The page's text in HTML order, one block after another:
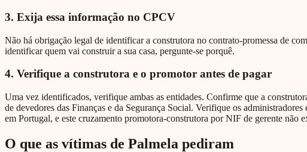
3. Exija essa informação no CPCV
Não há obrigação legal de identificar a construtora no contrato-promessa de
identificar quem vai construir a sua casa, pergunte-se porquê.
4. Verifique a construtora e o promotor antes de pagar
Uma vez identificados, verifique ambas as entidades. Confirme que a
de devedores das Finanças e da Segurança Social. Verifique os
em Portugal, e este cruzamento promotora-construtora por NIF de gerente
O que as vítimas de Palmela pediram